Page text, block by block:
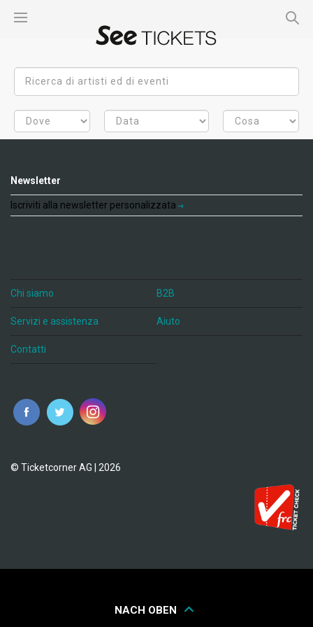
Newsletter
Iscriviti alla newsletter personalizzata
Chi siamo B2B
Servizi e assistenza Aiuto
Contatti
© Ticketcorner AG | 2026
NACH OBEN